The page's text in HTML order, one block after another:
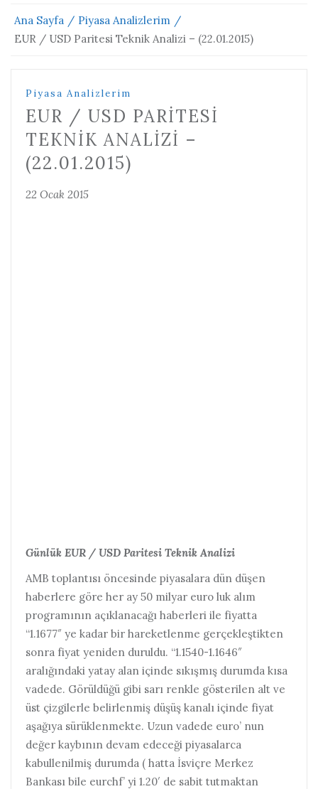
Ana Sayfa
Piyasa Analizlerim
EUR / USD Paritesi Teknik Analizi – (22.01.2015)
Piyasa Analizlerim
EUR / USD PARITESI
TEKNIK ANALIZI –
(22.01.2015)
22 Ocak 2015
Günlük EUR / USD Paritesi Teknik Analizi
AMB toplantısı öncesinde piyasalara dün düşen
haberlere göre her ay 50 milyar euro luk alım
programının açıklanacağı haberleri ile fiyatta
“1.1677″ ye kadar bir hareketlenme gerçekleştikten
sonra fiyat yeniden duruldu. “1.1540-1.1646″
aralığındaki yatay alan içinde sıkışmış durumda kısa
vadede. Görüldüğü gibi sarı renkle gösterilen alt ve
üst çizgilerle belirlenmiş düşüş kanalı içinde fiyat
aşağıya sürüklenmekte. Uzun vadede euro’ nun
değer kaybının devam edeceği piyasalarca
kabullenilmiş durumda ( hatta İsviçre Merkez
Bankası bile eurchf’ yi 1.20′ de sabit tutmaktan